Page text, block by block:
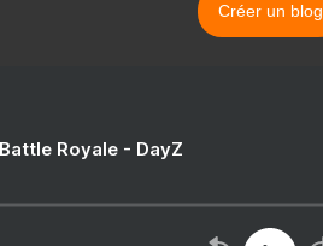
Créer un blog
Royale - DayZ